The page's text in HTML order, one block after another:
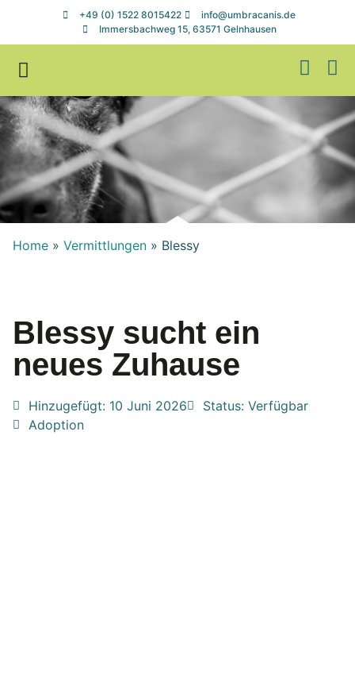
+49 (0) 1522 8015422
info@umbracanis.de
Immersbachweg 15, 63571 Gelnhausen
Home » Vermittlungen » Blessy
Blessy sucht ein
neues Zuhause
Hinzugefügt: 10 Juni 2026
Status: Verfügbar
Adoption